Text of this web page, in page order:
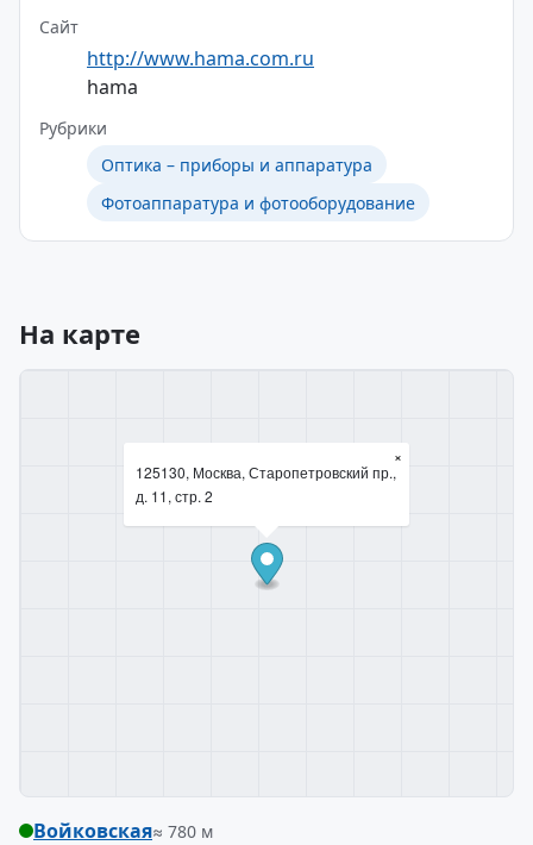
Сайт
http://www.hama.com.ru
hama
Рубрики
Оптика – приборы и аппаратура
Фотоаппаратура и фотооборудование
На карте
125130, Москва, Старопетровский пр.,
д. 11, стр. 2
×
Войковская≈ 780 м